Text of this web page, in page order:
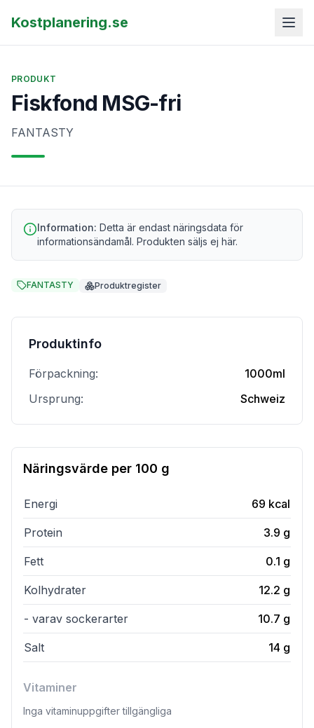
Kostplanering.se
PRODUKT
Fiskfond MSG-fri
FANTASTY
Information: Detta är endast näringsdata för
informationsändamål. Produkten säljs ej här.
FANTASTY Produktregister
Produktinfo
Förpackning:
1000ml
Ursprung:
Schweiz
Näringsvärde per 100 g
Energi 69 kcal
Protein 3.9 g
Fett 0.1 g
Kolhydrater 12.2 g
- varav sockerarter 10.7 g
Salt 14 g
Vitaminer
Inga vitaminuppgifter tillgängliga